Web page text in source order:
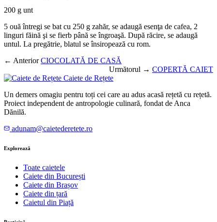
200 g unt
5 ouă întregi se bat cu 250 g zahăr, se adaugă esenţa de cafea, 2
linguri făină şi se fierb până se îngroaşă. După răcire, se adaugă
untul. La pregătrie, blatul se însiropează cu rom.
← Anterior CIOCOLATĂ DE CASĂ
Următorul → COPERTĂ CAIET
Caiete de Rețete
Un demers omagiu pentru toți cei care au adus acasă rețetă cu rețetă.
Proiect independent de antropologie culinară, fondat de Anca
Dănilă.
adunam@caietederetete.ro
Explorează
Toate caietele
Caiete din București
Caiete din Brașov
Caiete din țară
Caietul din Piață